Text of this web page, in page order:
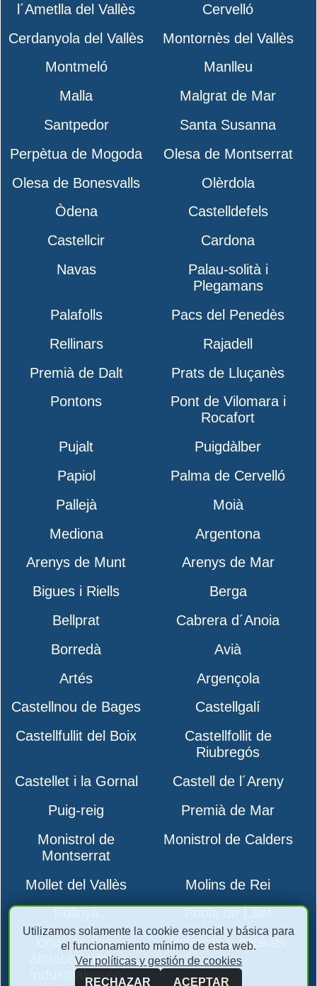
l´Ametlla del Vallès
Cervelló
Cerdanyola del Vallès
Montornès del Vallès
Montmeló
Manlleu
Malla
Malgrat de Mar
Santpedor
Santa Susanna
Perpètua de Mogoda
Olesa de Montserrat
Olesa de Bonesvalls
Olèrdola
Òdena
Castelldefels
Castellcir
Cardona
Navas
Palau-solità i
Plegamans
Palafolls
Pacs del Penedès
Rellinars
Rajadell
Premià de Dalt
Prats de Lluçanès
Pontons
Pont de Vilomara i
Rocafort
Pujalt
Puigdàlber
Papiol
Palma de Cervelló
Pallejà
Moià
Mediona
Argentona
Arenys de Munt
Arenys de Mar
Bigues i Riells
Berga
Bellprat
Cabrera d´Anoia
Borredà
Avià
Artés
Argençola
Castellnou de Bages
Castellgalí
Castellfullit del Boix
Castellfollit de
Riubregós
Castellet i la Gornal
Castell de l´Areny
Puig-reig
Premià de Mar
Monistrol de
Montserrat
Monistrol de Calders
Mollet del Vallès
Molins de Rei
lona-rapidas-
almacen-nave-
industriales-en
Políticas y cookies
Utilizamos solamente la cookie esencial y básica para
el funcionamiento mínimo de esta web.
Ver políticas y gestión de cookies
RECHAZAR
ACEPTAR